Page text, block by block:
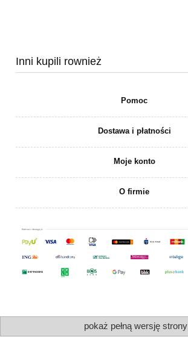
Inni kupili rownież
Pomoc
Dostawa i płatności
Moje konto
O firmie
pokaż pełną wersję strony